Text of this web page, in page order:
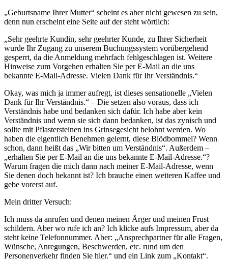
„Geburtsname Ihrer Mutter“ scheint es aber nicht gewesen zu sein,
denn nun erscheint eine Seite auf der steht wörtlich:
„Sehr geehrte Kundin, sehr geehrter Kunde, zu Ihrer Sicherheit
wurde Ihr Zugang zu unserem Buchungssystem vorübergehend
gesperrt, da die Anmeldung mehrfach fehlgeschlagen ist. Weitere
Hinweise zum Vorgehen erhalten Sie per E-Mail an die uns
bekannte E-Mail-Adresse. Vielen Dank für Ihr Verständnis.“
Okay, was mich ja immer aufregt, ist dieses sensationelle „Vielen
Dank für Ihr Verständnis.“ – Die setzen also voraus, dass ich
Verständnis habe und bedanken sich dafür. Ich habe aber kein
Verständnis und wenn sie sich dann bedanken, ist das zynisch und
sollte mit Pflastersteinen ins Grinsegesicht belohnt werden. Wo
haben die eigentlich Benehmen gelernt, diese Blödbommel? Wenn
schon, dann heißt das „Wir bitten um Verständnis“. Außerdem –
„erhalten Sie per E-Mail an die uns bekannte E-Mail-Adresse.“?
Warum fragen die mich dann nach meiner E-Mail-Adresse, wenn
Sie denen doch bekannt ist? Ich brauche einen weiteren Kaffee und
gebe vorerst auf.
Mein dritter Versuch:
Ich muss da anrufen und denen meinen Ärger und meinen Frust
schildern. Aber wo rufe ich an? Ich klicke aufs Impressum, aber da
steht keine Telefonnummer. Aber: „Ansprechpartner für alle Fragen,
Wünsche, Anregungen, Beschwerden, etc. rund um den
Personenverkehr finden Sie hier.“ und ein Link zum „Kontakt“.